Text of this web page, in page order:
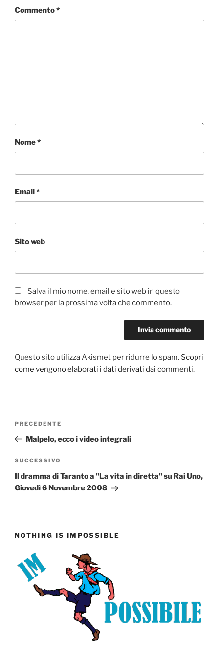
Commento*
Nome*
Email*
Sito web
Salva il mio nome, email e sito web in questo
browser per la prossima volta che commento.
Questo sito utilizza Akismet per ridurre lo spam. Scopri
come vengono elaborati i dati derivati dai commenti.
Articolo
precedente:
PRECEDENTE
Malpelo, ecco i video integrali
Articolo
successivo
SUCCESSIVO
Il dramma di Taranto a "La vita in diretta" su Rai Uno,
Giovedì 6 Novembre 2008
NOTHING IS IMPOSSIBLE